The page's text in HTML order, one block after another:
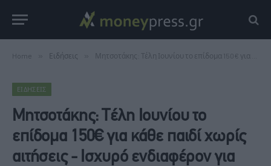
Home Ειδήσεις Μητσοτάκης: Τέλη Ιουνίου το επίδομα 150€ για κάθε παιδί χωρίς αιτήσεις - Ισχυρό ενδιαφέρον για τους υδρογονάνθρακες
ΕΙΔΉΣΕΙΣ
Μητσοτάκης: Τέλη Ιουνίου το
επίδομα 150€ για κάθε παιδί χωρίς
αιτήσεις - Ισχυρό ενδιαφέρον για